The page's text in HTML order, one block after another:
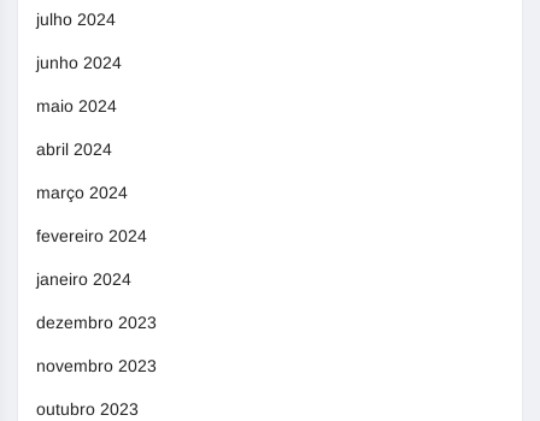
julho 2024
junho 2024
maio 2024
abril 2024
março 2024
fevereiro 2024
janeiro 2024
dezembro 2023
novembro 2023
outubro 2023